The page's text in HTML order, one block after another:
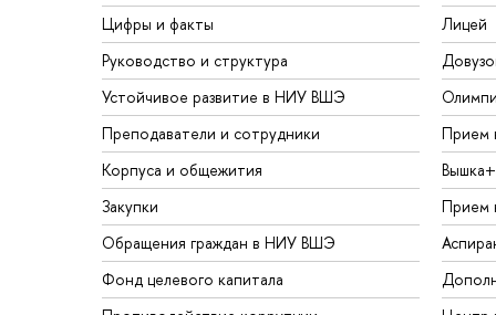
Цифры и факты
Руководство и структура
Устойчивое развитие в НИУ ВШЭ
Преподаватели и сотрудники
Корпуса и общежития
Закупки
Обращения граждан в НИУ ВШЭ
Фонд целевого капитала
Лицей
Прием
ышка+
Прием